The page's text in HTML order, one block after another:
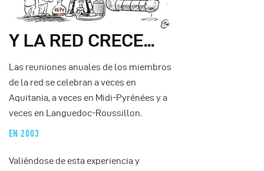
Y LA RED CRECE...
Las reuniones anuales de los miembros
de la red se celebran a veces en
Aquitania, a veces en Midi-Pyrénées y a
veces en Languedoc-Roussillon.
EN 2003
Valiéndose de esta experiencia y